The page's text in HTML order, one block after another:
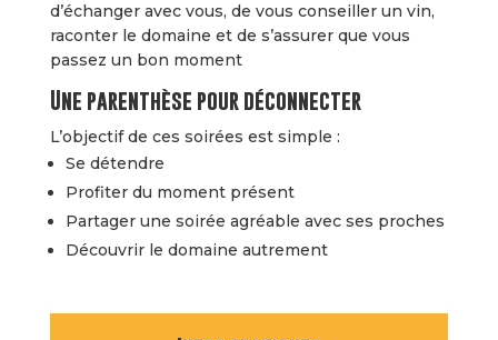
d’échanger avec vous, de vous conseiller un vin,
raconter le domaine et de s’assurer que vous
passez un bon moment
Une parenthèse pour déconnecter
L’objectif de ces soirées est simple :
Se détendre
Profiter du moment présent
Partager une soirée agréable avec ses proches
Découvrir le domaine autrement